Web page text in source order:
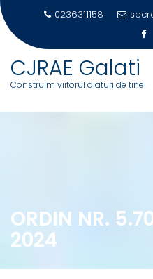
0236311158
CJRAE Galati
Construim viitorul alaturi de tine!
ORDIN NR.
2024